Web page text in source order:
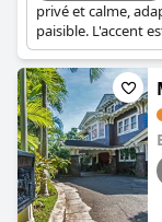
privé et calme,
paisible. L'accent
relaxant.